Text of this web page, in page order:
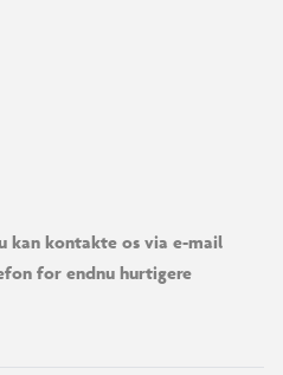
kontakte os via e-mail
for endnu hurtigere